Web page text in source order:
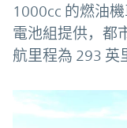
1000cc 的燃油
電池組提供，都
航里程為 293 英